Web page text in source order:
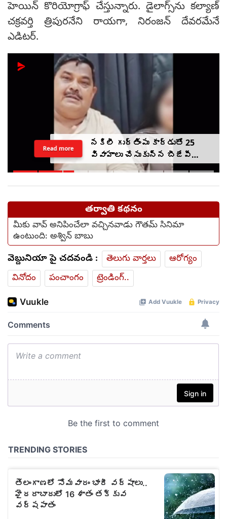
హెయిన్ కొరియోగ్రాఫ్ చేస్తున్నారు. డైలాగ్స్‌ను కల్యాణ్
చక్రవర్తి త్రిపురనేని రాయగా, నిరంజన్ దేవరమేనే
ఎడిటర్.
నకిలీ గుర్తింపు కార్డుతో 25
వివాహాలు చేసుకున్న బీజేపీ
ఎమ్మెల్యే అల్లుడు
Read more
తర్వాతి కథనం
మీకు వావ్ అనిపించేలా వచ్చినవాడు గౌతమ్ సినిమా
ఉంటుంది: అశ్విన్ బాబు
వెబ్దునియా పై చదవండి : తెలుగు వార్తలు
ఆరోగ్యం
వినోదం
పంచాంగం ట్రెండింగ్..